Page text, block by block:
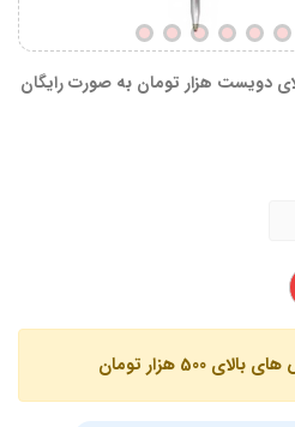
دویست هزار تومان به صورت رایگان
500 هزار تومان